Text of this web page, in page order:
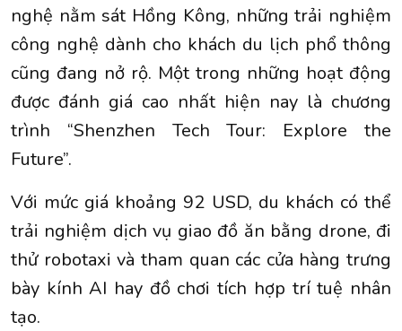
nghệ nằm sát Hồng Kông, những trải nghiệm
công nghệ dành cho khách du lịch phổ thông
cũng đang nở rộ. Một trong những hoạt động
được đánh giá cao nhất hiện nay là chương
trình “Shenzhen Tech Tour: Explore the
Future”.
Với mức giá khoảng 92 USD, du khách có thể
trải nghiệm dịch vụ giao đồ ăn bằng drone, đi
thử robotaxi và tham quan các cửa hàng trưng
bày kính AI hay đồ chơi tích hợp trí tuệ nhân
tạo.